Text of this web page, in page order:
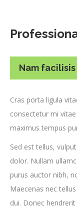
Nam
Cras porta ligula
consectetur mi
maximus tempus
Sed est tellus,
dolor. Nullam
purus auctor nibh,
Maecenas nec
dui. Donec